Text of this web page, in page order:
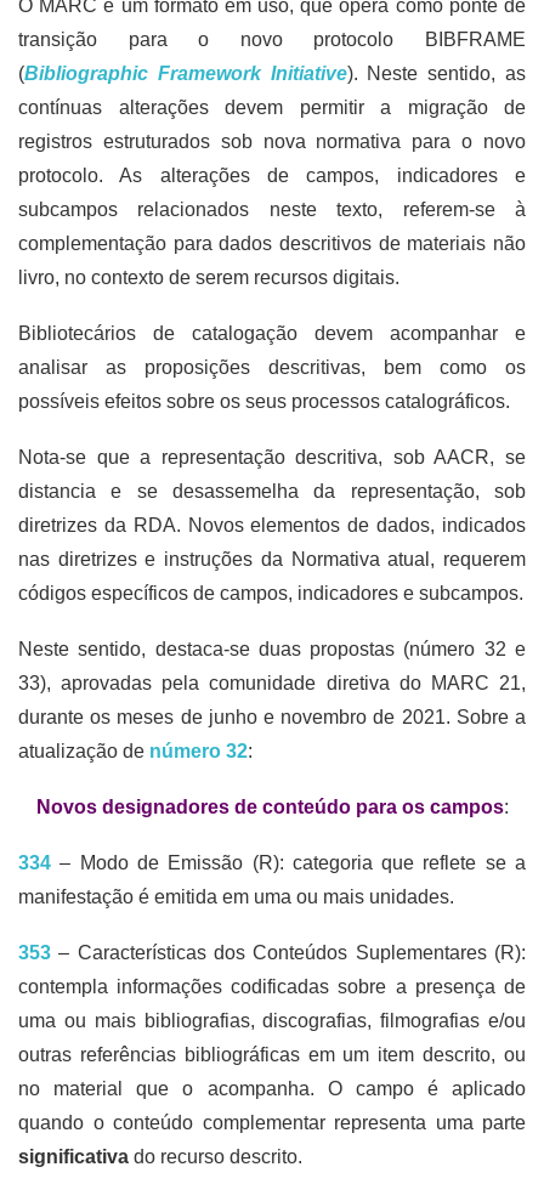
O MARC é um formato em uso, que opera como ponte de
transição para o novo protocolo BIBFRAME
(Bibliographic Framework Initiative). Neste sentido, as
contínuas alterações devem permitir a migração de
registros estruturados sob nova normativa para o novo
protocolo. As alterações de campos, indicadores e
subcampos relacionados neste texto, referem-se à
complementação para dados descritivos de materiais não
livro, no contexto de serem recursos digitais.
Bibliotecários de catalogação devem acompanhar e
analisar as proposições descritivas, bem como os
possíveis efeitos sobre os seus processos catalográficos.
Nota-se que a representação descritiva, sob AACR, se
distancia e se desassemelha da representação, sob
diretrizes da RDA. Novos elementos de dados, indicados
nas diretrizes e instruções da Normativa atual, requerem
códigos específicos de campos, indicadores e subcampos.
Neste sentido, destaca-se duas propostas (número 32 e
33), aprovadas pela comunidade diretiva do MARC 21,
durante os meses de junho e novembro de 2021. Sobre a
atualização de número 32:
Novos designadores de conteúdo para os campos:
334 – Modo de Emissão (R): categoria que reflete se a
manifestação é emitida em uma ou mais unidades.
353 – Características dos Conteúdos Suplementares (R):
contempla informações codificadas sobre a presença de
uma ou mais bibliografias, discografias, filmografias e/ou
outras referências bibliográficas em um item descrito, ou
no material que o acompanha. O campo é aplicado
quando o conteúdo complementar representa uma parte
significativa do recurso descrito.